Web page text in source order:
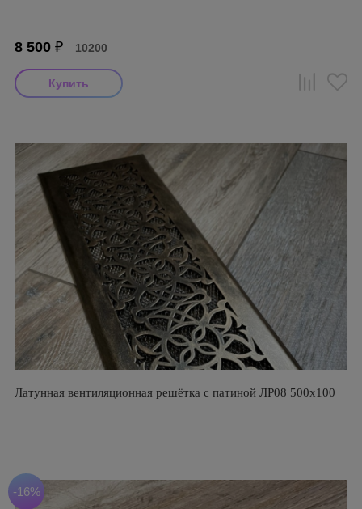
8 500 ₽ 10200
Латунная вентиляционная решётка с патиной ЛР08 500х100
-16%